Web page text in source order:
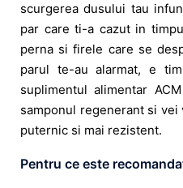
scurgerea dusului tau
par care ti-a cazut in
perna si firele care se
parul te-au alarmat, e
suplimentul alimentar
samponul regenerant si
puternic si mai rezistent.
Pentru ce este